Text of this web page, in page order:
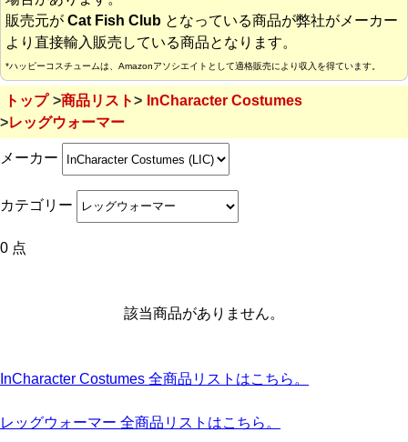
販売元が Cat Fish Club となっている商品が弊社がメーカー
より直接輸入販売している商品となります。
*ハッピーコスチュームは、Amazonアソシエイトとして適格販売により収入を得ています。
トップ 商品リスト
InCharacter Costumes
レッグウォーマー
メーカー
カテゴリー
0 点
該当商品がありません。
InCharacter Costumes 全商品リストはこちら。
レッグウォーマー 全商品リストはこちら。